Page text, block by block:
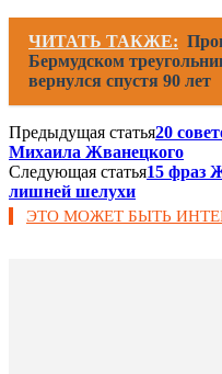
ЧИТАТЬ ТАКЖЕ:
Бермудском
вернулся спустя 90 лет
Предыдущая статья20
Михаила Жванецкого
Следующая статья15 фраз
лишней шелухи
ЭТО МОЖЕТ БЫТЬ